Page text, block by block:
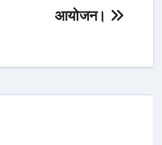
आयोजन।